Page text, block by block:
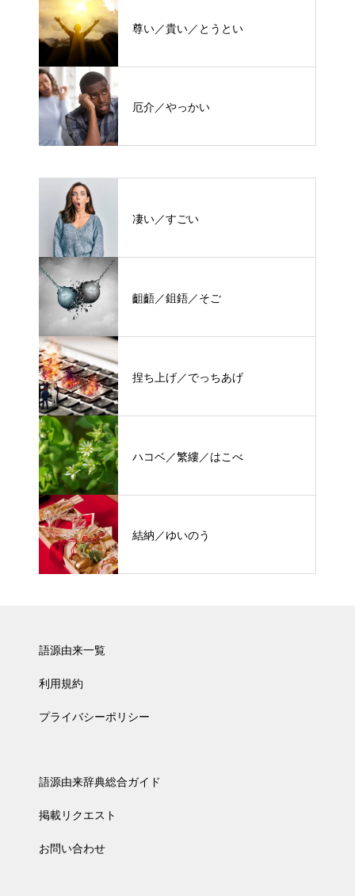
尊い／貴い／とうとい
厄介／やっかい
凄い／すごい
齟齬／鉏鋙／そご
捏ち上げ／でっちあげ
ハコベ／繁縷／はこべ
結納／ゆいのう
語源由来一覧
利用規約
プライバシーポリシー
語源由来辞典総合ガイド
掲載リクエスト
お問い合わせ